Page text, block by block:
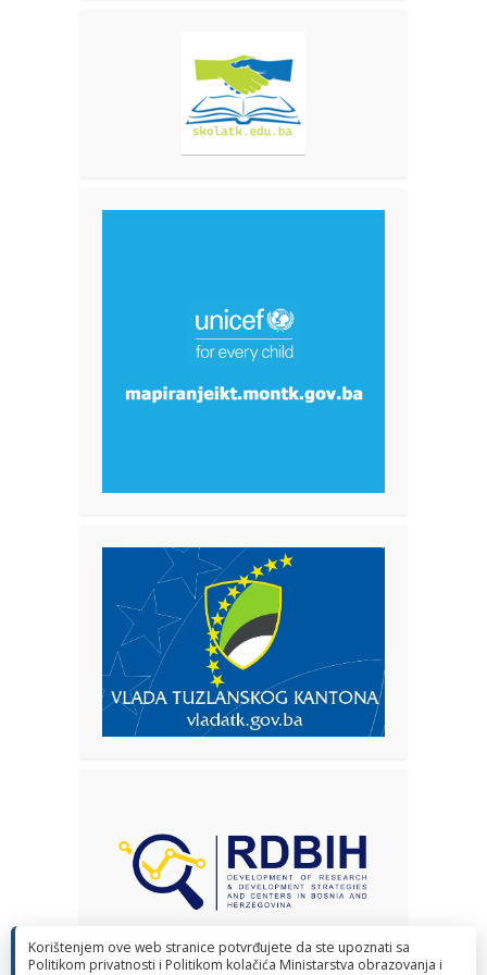
Korištenjem ove web stranice potvrđujete da ste upoznati sa
Politikom privatnosti i Politikom kolačića Ministarstva obrazovanja i